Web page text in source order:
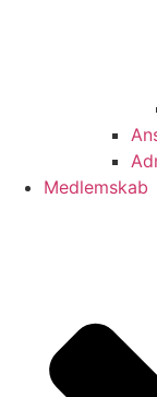
Medlemskab